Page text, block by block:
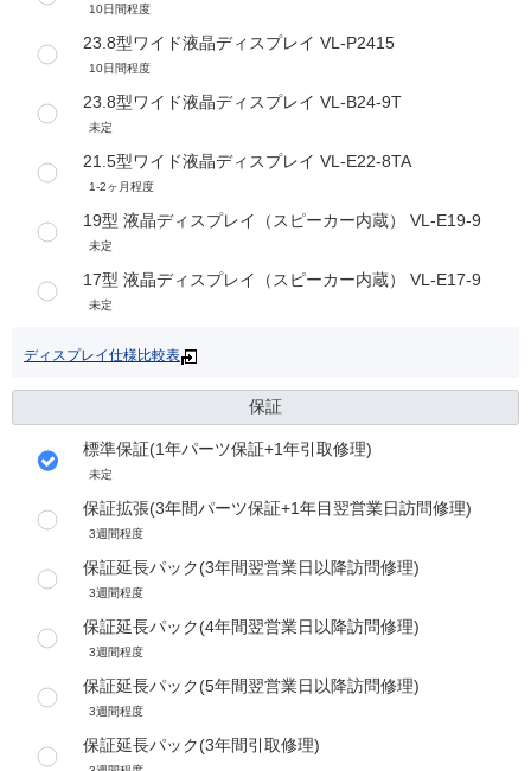
10日間程度
23.8型ワイド液晶ディスプレイ VL-P2415
10日間程度
23.8型ワイド液晶ディスプレイ VL-B24-9T
未定
21.5型ワイド液晶ディスプレイ VL-E22-8TA
1-2ヶ月程度
19型 液晶ディスプレイ（スピーカー内蔵） VL-E19-9
未定
17型 液晶ディスプレイ（スピーカー内蔵） VL-E17-9
未定
ディスプレイ仕様比較表
保証
標準保証(1年パーツ保証+1年引取修理)
未定
保証拡張(3年間パーツ保証+1年目翌営業日訪問修理)
3週間程度
保証延長パック(3年間翌営業日以降訪問修理)
3週間程度
保証延長パック(4年間翌営業日以降訪問修理)
3週間程度
保証延長パック(5年間翌営業日以降訪問修理)
3週間程度
保証延長パック(3年間引取修理)